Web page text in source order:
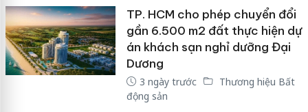
TP. HCM cho phép chuyển đổi
gần 6.500 m2 đất thực hiện dự
án khách sạn nghỉ dưỡng Đại
Dương
3 ngày trước
Thương hiệu Bất
động sản